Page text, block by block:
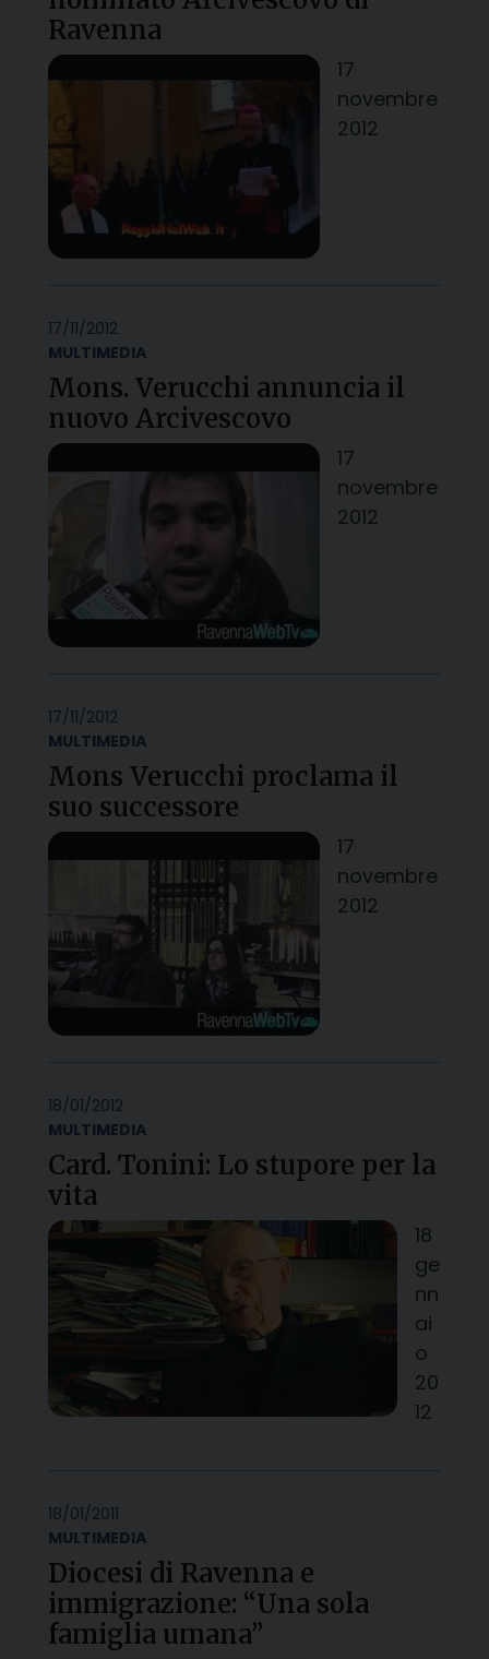
Ravenna
17
novembre
2012
17/11/2012
MULTIMEDIA
Mons. Verucchi annuncia il
nuovo Arcivescovo
17
novembre
2012
17/11/2012
MULTIMEDIA
Mons Verucchi proclama il
suo successore
17
novembre
2012
18/01/2012
MULTIMEDIA
Card. Tonini: Lo stupore per la
vita
18
ge
nn
ai
o
20
12
18/01/2011
MULTIMEDIA
Diocesi di Ravenna e
immigrazione: “Una sola
famiglia umana”